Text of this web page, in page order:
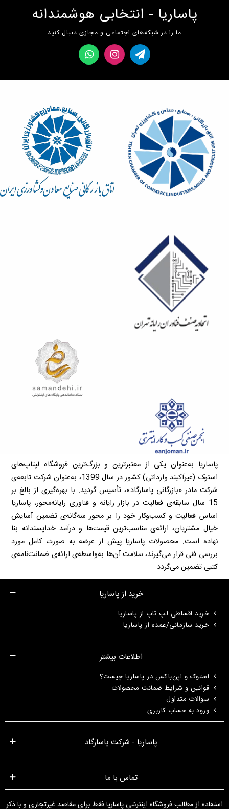
پاساریا - انتخابی هوشمندانه
ما را در شبکه‌های اجتماعی و مجازی دنبال کنید
پاساریا به‌عنوان یکی از معتبرترین و بزرگ‌ترین فروشگاه لپتاپ‌های
استوک (غیرآکبند وارداتی) کشور در سال 1399، به‌عنوان شرکت تابعه‌ی
شرکت مادر «بازرگانی پاسارگاد»، تأسیس گردید. با بهره‌گیری از بالغ بر
15 سال سابقه‌ی فعالیت در بازار رایانه و فناوری رایانه‌محور، پاساریا
اساس فعالیت و کسب‌وکار خود را بر محور سه‌گانه‌ی تضمین آسایش
خیال مشتریان، ارائه‌ی مناسب‌ترین قیمت‌ها و درآمد خداپسندانه بنا
نهاده است. محصولات پاساریا پیش از عرضه به صورت کامل مورد
بررسی فنی قرار می‌گیرند، سلامت آن‌ها به‌واسطه‌ی ارائه‌ی ضمانت‌نامه‌ی
کتبی تضمین می‌گردد
خرید از پاساریا
خرید اقساطی لپ تاپ از پاساریا
خرید سازمانی/عمده از پاساریا
اطلاعات بیشتر
استوک و اپن‌باکس در پاساریا چیست؟
قوانین و شرایط ضمانت محصولات
سوالات متداول
ورود به حساب کاربری
پاساریا - شرکت پاسارگاد
تماس با ما
استفاده از مطالب فروشگاه اینترنتی پاساریا فقط برای مقاصد غیرتجاری و با ذکر